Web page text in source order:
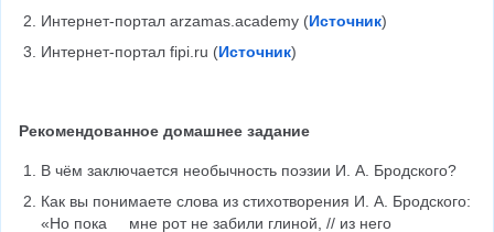
Интернет-портал arzamas.academy (Источник)
Интернет-портал fipi.ru (Источник)
Рекомендованное домашнее задание
В чём заключается необычность поэзии И. А. Бродского?
Как вы понимаете слова из стихотворения И. А. Бродского:
«Но пока     мне рот не забили глиной, // из него